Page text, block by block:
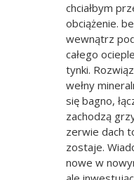
chciałbym
obciążenie.
wewnątrz
całego
tynki.
wełny
się bagno,
zachodzą
zerwie dach
zostaje.
nowe w